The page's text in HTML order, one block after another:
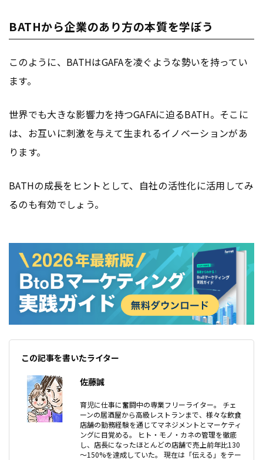
BATHから企業のあり方の本質を学ぼう
このように、BATHはGAFAを凌ぐような勢いを持ってい
ます。
世界でも大きな影響力を持つGAFAに迫るBATH。そこに
は、お互いに刺激を与えて生まれるイノベーションがあ
ります。
BATHの成長をヒントとして、自社の活性化に活用してみ
るのも有効でしょう。
この記事を書いたライター
佐藤誠
育児に仕事に奮闘中の専業フリーライター。 チェ
ーンの居酒屋から高級レストランまで、様々な飲食
店舗の勤務経験を通じてマネジメントとマーケティ
ングに目覚める。 ヒト・モノ・カネの管理を徹底
し、店長になったほとんどの店舗で売上前年比130
～150%を達成していた。 現在は「伝える」をテー